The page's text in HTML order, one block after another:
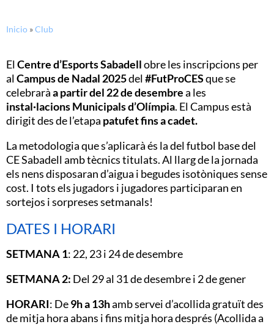
Inicio »Club
ElCentre d’Esports Sabadellobre les inscripcions per
alCampus de Nadal 2025del#FutProCESque se
celebraràa partir del 22 de desembrea les
instal·lacionsMunicipals d’Olímpia. El Campus està
dirigit des de l’etapa patufet fins a cadet.
La metodologia que s’aplicarà és la del futbol base del
CE Sabadell amb tècnics titulats. Al llarg de la jornada
els nens disposaran d’aigua i begudes isotòniques sense
cost. I tots els jugadors i jugadores participaran en
sortejos i sorpreses setmanals!
DATES I HORARI
SETMANA 1: 22, 23 i 24 de desembre
SETMANA 2: Del 29 al 31 de desembre i 2 de gener
HORARI: De9h a 13hamb servei d’acollida gratuït des
de mitja hora abans i fins mitja hora després (Acollida a